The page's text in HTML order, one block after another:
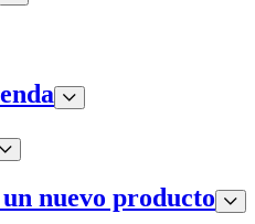
nuevo producto